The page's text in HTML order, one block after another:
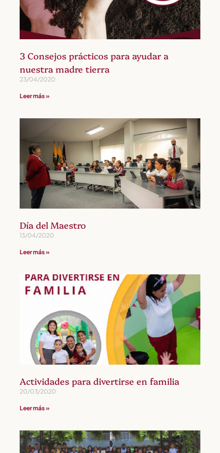
3 Consejos prácticos para ayudar a
nuestra madre tierra
23/04/2020
Leer más »
Día del Maestro
13/04/2020
Leer más »
Actividades para divertirse en familia
20/03/2020
Leer más »